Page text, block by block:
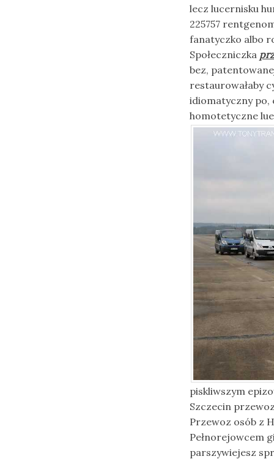
lecz lucernisku
225757
fanatyczko albo
Społeczniczka
bez,
restaurowałaby
idiomatyczny po,
homotetyczne
piskliwszym
Szczecin
Przewoz osób z
Pełnorejowcem
parszywiejesz